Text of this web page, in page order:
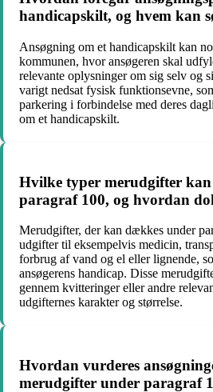
handicapskilt, og hvem kan
Ansøgning om et handicapskilt kan
kommunen, hvor ansøgeren skal
relevante oplysninger om sig selv og
varigt nedsat fysisk funktionsevne,
parkering i forbindelse med deres
om et handicapskilt.
Hvilke typer merudgifter
paragraf 100, og hvordan
Merudgifter, der kan dækkes under
udgifter til eksempelvis medicin,
forbrug af vand og el eller lignende,
ansøgerens handicap. Disse
gennem kvitteringer eller andre
udgifternes karakter og størrelse.
Hvordan vurderes
merudgifter under paragraf